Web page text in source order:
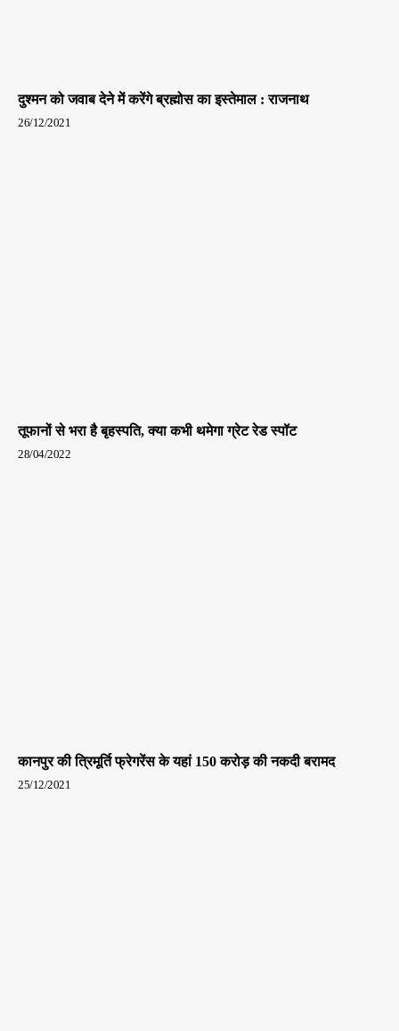
दुश्मन को जवाब देने में करेंगे ब्रह्मोस का इस्तेमाल : राजनाथ
26/12/2021
तूफानों से भरा है बृहस्पति, क्या कभी थमेगा ग्रेट रेड स्पॉट
28/04/2022
कानपुर की त्रिमूर्ति फ्रेगरेंस के यहां 150 करोड़ की नकदी बरामद
25/12/2021